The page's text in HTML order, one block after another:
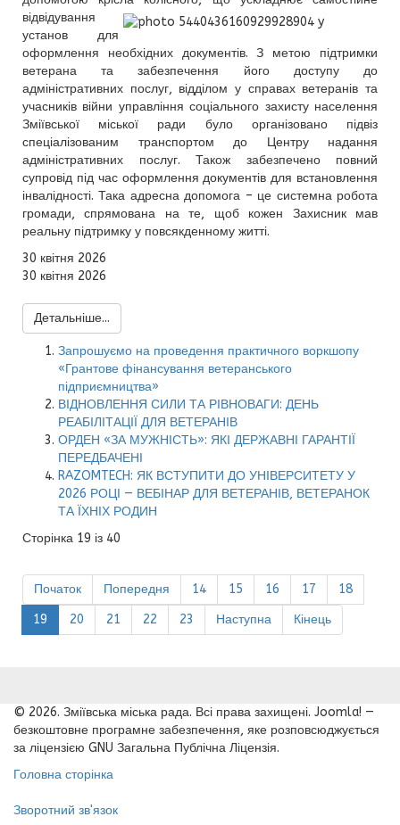
відвідування
установ для
оформлення необхідних документів. З метою підтримки
ветерана та забезпечення його доступу до
адміністративних послуг, відділом у справах ветеранів та
учасників війни управління соціального захисту населення
Зміївської міської ради було організовано підвіз
спеціалізованим транспортом до Центру надання
адміністративних послуг. Також забезпечено повний
супровід під час оформлення документів для встановлення
інвалідності. Така адресна допомога – це системна робота
громади, спрямована на те, щоб кожен Захисник мав
реальну підтримку у повсякденному житті.
30 квітня 2026
30 квітня 2026
Детальніше...
Запрошуємо на проведення практичного воркшопу
«Грантове фінансування ветеранського
підприємництва»
ВІДНОВЛЕННЯ СИЛИ ТА РІВНОВАГИ: ДЕНЬ
РЕАБІЛІТАЦІЇ ДЛЯ ВЕТЕРАНІВ
ОРДЕН «ЗА МУЖНІСТЬ»: ЯКІ ДЕРЖАВНІ ГАРАНТІЇ
ПЕРЕДБАЧЕНІ
RAZOMTECH: ЯК ВСТУПИТИ ДО УНІВЕРСИТЕТУ У
2026 РОЦІ — ВЕБІНАР ДЛЯ ВЕТЕРАНІВ, ВЕТЕРАНОК
ТА ЇХНІХ РОДИН
Сторінка 19 із 40
Початок Попередня 14 15 16 17
18
19
20 21 22 23 Наступна Кінець
© 2026. Зміївська міська рада. Всі права захищені. Joomla! —
безкоштовне програмне забезпечення, яке розповсюджується
за ліцензією GNU Загальна Публічна Ліцензія.
Головна сторінка
Зворотний зв'язок